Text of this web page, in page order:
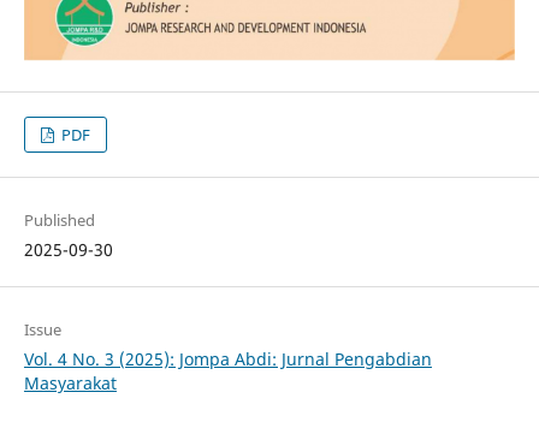
PDF
Published
2025-09-30
Issue
Vol. 4 No. 3 (2025): Jompa Abdi: Jurnal Pengabdian
Masyarakat